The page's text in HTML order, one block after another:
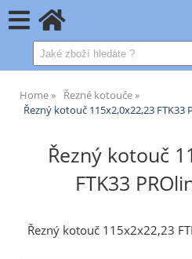
Home
Řezné kotouče
Řezný kotouč 115x2,0x22,23 FTK33
Řezný kotouč
FTK33
Řezný kotouč 115x2x22,23